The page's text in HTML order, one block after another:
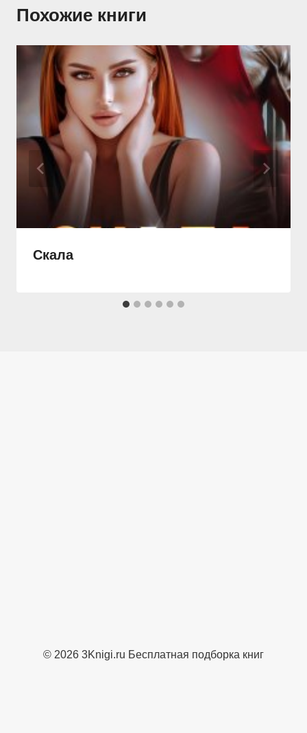
Похожие книги
Скала
© 2026 3Knigi.ru Бесплатная подборка книг